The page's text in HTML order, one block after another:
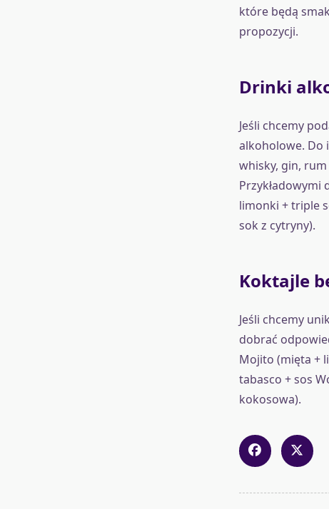
które będą
propozycji.
Drinki
Jeśli chcemy
alkoholowe. Do
whisky, gin,
Przykładowymi
limonki + triple
sok z cytryny).
Koktajle
Jeśli chcemy
dobrać
Mojito (mięta +
tabasco + sos
kokosowa).